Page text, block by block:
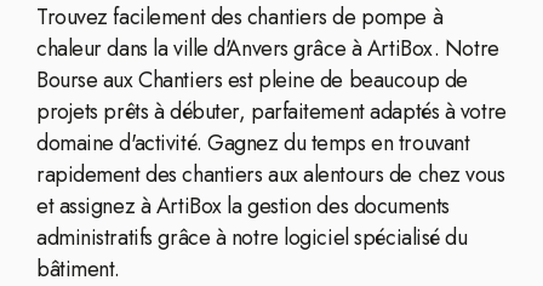
Trouvez facilement des chantiers de pompe à
chaleur dans la ville d'Anvers grâce à ArtiBox. Notre
Bourse aux Chantiers est pleine de beaucoup de
projets prêts à débuter, parfaitement adaptés à votre
domaine d'activité. Gagnez du temps en trouvant
rapidement des chantiers aux alentours de chez vous
et assignez à ArtiBox la gestion des documents
administratifs grâce à notre logiciel spécialisé du
bâtiment.